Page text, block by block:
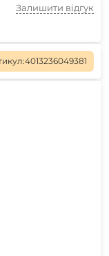
Залишити відгук
4013236049381